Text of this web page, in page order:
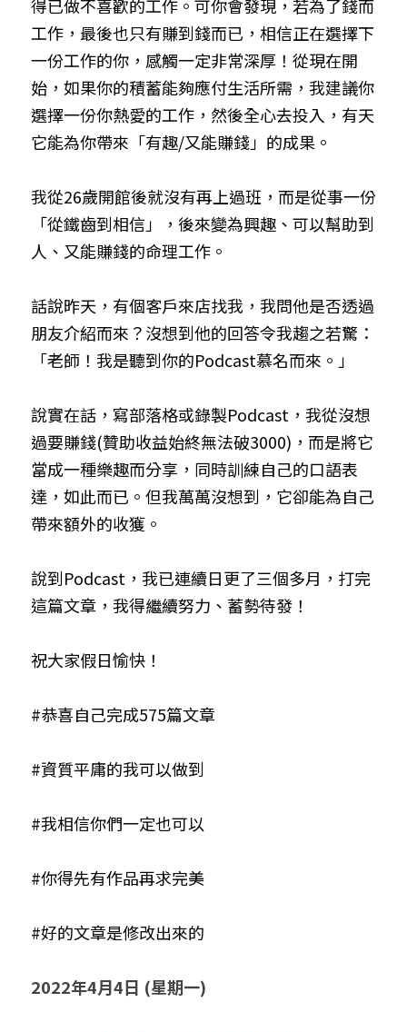
得已做不喜歡的工作。可你會發現，若為了錢而
工作，最後也只有賺到錢而已，相信正在選擇下
一份工作的你，感觸一定非常深厚！從現在開
始，如果你的積蓄能夠應付生活所需，我建議你
選擇一份你熱愛的工作，然後全心去投入，有天
它能為你帶來「有趣/又能賺錢」的成果。
我從26歲開館後就沒有再上過班，而是從事一份
「從鐵齒到相信」，後來變為興趣、可以幫助到
人、又能賺錢的命理工作。
話說昨天，有個客戶來店找我，我問他是否透過
朋友介紹而來？沒想到他的回答令我趨之若驚：
「老師！我是聽到你的Podcast慕名而來。」
說實在話，寫部落格或錄製Podcast，我從沒想
過要賺錢(贊助收益始終無法破3000)，而是將它
當成一種樂趣而分享，同時訓練自己的口語表
達，如此而已。但我萬萬沒想到，它卻能為自己
帶來額外的收獲。
說到Podcast，我已連續日更了三個多月，打完
這篇文章，我得繼續努力、蓄勢待發！
祝大家假日愉快！
#恭喜自己完成575篇文章
#資質平庸的我可以做到
#我相信你們一定也可以
#你得先有作品再求完美
#好的文章是修改出來的
2022年4月4日 (星期一)